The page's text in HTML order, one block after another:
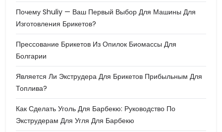
Почему Shuliy — Ваш Первый Выбор Для Машины Для
Изготовления Брикетов?
Прессование Брикетов Из Опилок Биомассы Для
Болгарии
Является Ли Экструдера Для Брикетов Прибыльным Для
Топлива?
Как Сделать Уголь Для Барбекю: Руководство По
Экструдерам Для Угля Для Барбекю